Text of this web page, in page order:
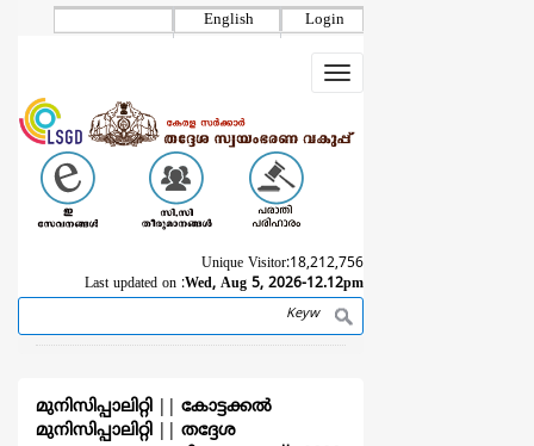
Login
English
Toggle
navigation
Unique Visitor:18,212,756
Last updated on :Wed, Aug 5, 2026-12.12pm
Search
മുനിസിപ്പാലിറ്റി
കോട്ടക്കല്‍
മുനിസിപ്പാലിറ്റി
തദ്ദേശ